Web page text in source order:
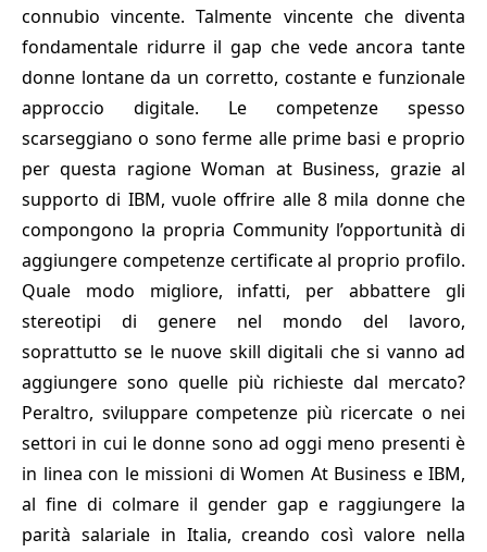
connubio vincente. Talmente vincente che diventa
fondamentale ridurre il gap che vede ancora tante
donne lontane da un corretto, costante e funzionale
approccio digitale. Le competenze spesso
scarseggiano o sono ferme alle prime basi e proprio
per questa ragione Woman at Business, grazie al
supporto di IBM, vuole offrire alle 8 mila donne che
compongono la propria Community l’opportunità di
aggiungere competenze certificate al proprio profilo.
Quale modo migliore, infatti, per abbattere gli
stereotipi di genere nel mondo del lavoro,
soprattutto se le nuove skill digitali che si vanno ad
aggiungere sono quelle più richieste dal mercato?
Peraltro, sviluppare competenze più ricercate o nei
settori in cui le donne sono ad oggi meno presenti è
in linea con le missioni di Women At Business e IBM,
al fine di colmare il gender gap e raggiungere la
parità salariale in Italia, creando così valore nella